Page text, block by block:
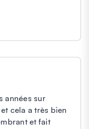
années sur
cela a très bien
et fait